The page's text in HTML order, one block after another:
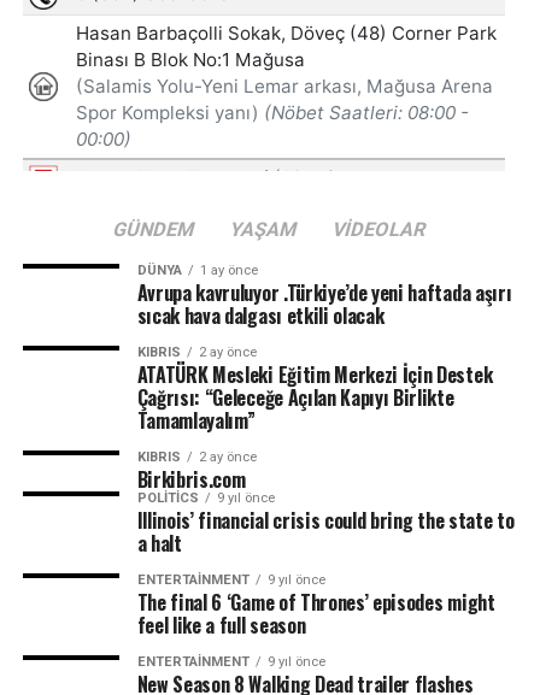
GÜNDEM YAŞAM VIDEOLAR
DÜNYA 1 ay önce
Avrupa kavruluyor .Türkiye’de yeni haftada aşırı
sıcak hava dalgası etkili olacak
KIBRIS 2 ay önce
ATATÜRK Mesleki Eğitim Merkezi İçin Destek
Çağrısı: “Geleceğe Açılan Kapıyı Birlikte
Tamamlayalım”
KIBRIS 2 ay önce
Birkibris.com
POLITICS 9 yıl önce
Illinois’ financial crisis could bring the state to
a halt
ENTERTAINMENT 9 yıl önce
The final 6 ‘Game of Thrones’ episodes might
feel like a full season
ENTERTAINMENT 9 yıl önce
New Season 8 Walking Dead trailer flashes